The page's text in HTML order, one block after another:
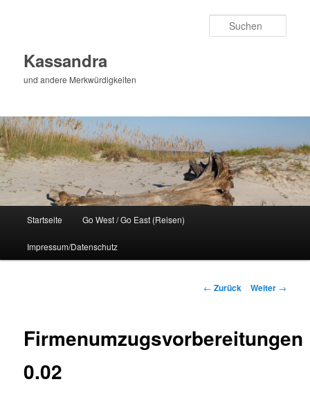
Kassandra
und andere Merkwürdigkeiten
Startseite Go West / Go East (Reisen)
Impressum/Datenschutz
Beitragsnavigation
← Zurück Weiter →
Firmenumzugsvorbereitungen
0.02